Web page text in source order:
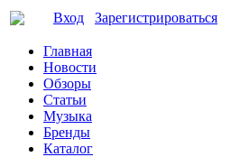
Вход Зарегистрироваться
Главная
Новости
Обзоры
Статьи
Музыка
Бренды
Каталог